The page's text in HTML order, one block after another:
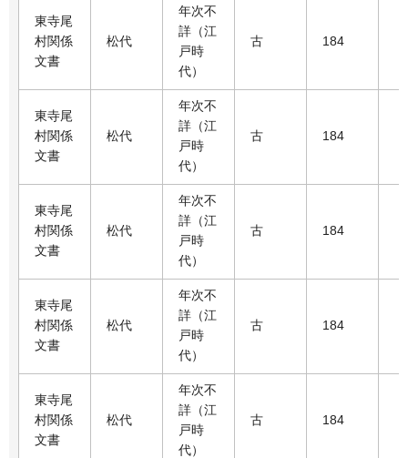
東寺尾
村関係
文書
松代
年次不
詳（江
戸時
代）
古 184
東寺尾
村関係
文書
松代
年次不
詳（江
戸時
代）
古 184
東寺尾
村関係
文書
松代
年次不
詳（江
戸時
代）
古 184
東寺尾
村関係
文書
松代
年次不
詳（江
戸時
代）
古 184
東寺尾
村関係
文書
松代
年次不
詳（江
戸時
代）
古 184